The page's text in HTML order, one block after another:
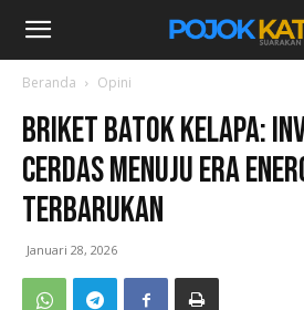
Beranda Opini
Briket Batok Kelapa:
Cerdas Menuju Era
Terbarukan
Januari 28, 2026